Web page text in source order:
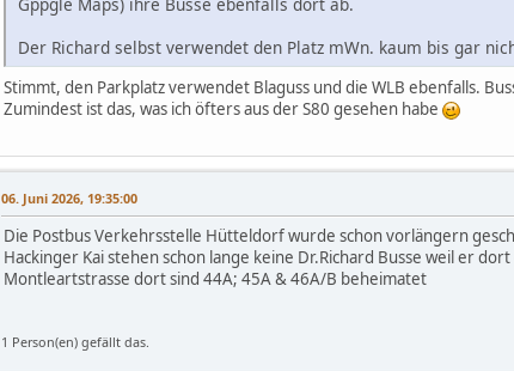
Der Richard selbst verwendet den Platz mWn. kaum bis gar
Stimmt, den Parkplatz verwendet Blaguss und die WLB ebenfalls.
Zumindest ist das, was ich öfters aus der S80 gesehen habe
06. Juni 2026, 19:35:00
Die Postbus Verkehrsstelle Hütteldorf wurde schon vorlängern
Hackinger Kai stehen schon lange keine Dr.Richard Busse weil er
Montleartstrasse dort sind 44A; 45A & 46A/B beheimatet
1 Person(en) gefällt das.